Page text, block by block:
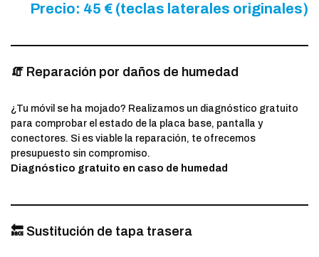
Precio: 45 € (teclas laterales originales)
🧯 Reparación por daños de humedad
¿Tu móvil se ha mojado? Realizamos un diagnóstico gratuito
para comprobar el estado de la placa base, pantalla y
conectores. Si es viable la reparación, te ofrecemos
presupuesto sin compromiso.
Diagnóstico gratuito en caso de humedad
🔙 Sustitución de tapa trasera